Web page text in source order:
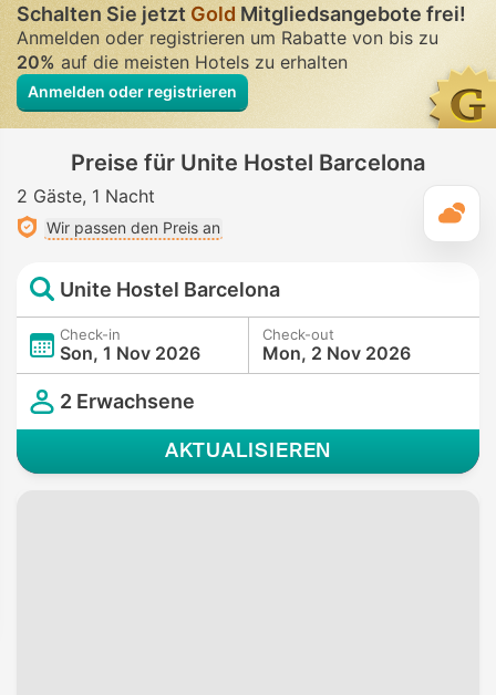
Schalten Sie jetztGold Mitgliedsangebote frei!
Anmelden oder registrieren um Rabatte von bis zu
20%auf die meisten Hotels zu erhalten
Anmelden oder registrieren
Preise für Unite Hostel Barcelona
2 Gäste 1 Nacht
Wir passen den Preis an
Unite Hostel Barcelona
Check-in
Son, 1 Nov 2026
Check-out
Mon, 2 Nov 2026
2 Erwachsene
AKTUALISIEREN